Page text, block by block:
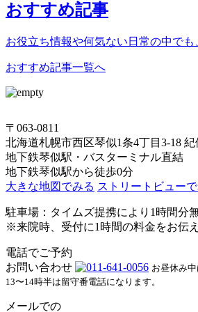
おすすめ記事
お役立ち情報や何気ない日常の中で
おすすめ記事一覧へ
〒063-0811
北海道札幌市西区琴似1条4丁目3-18
地下鉄琴似駅・バスターミナル直結
地下鉄琴似駅から徒歩0分
大きな地図でみる ストリートビュー
駐車場：タイムズ提携により1時間分
※来院時、受付に1時間の料金をお伝え
電話でご予約
お問い合わせ
お昼休み
13〜14時半は留守番電話になります。
メールでの